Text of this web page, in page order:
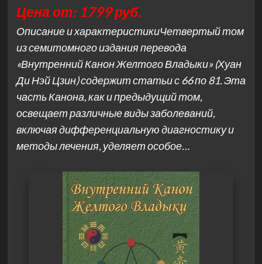
Цена от: 1799 руб.
Описание и характеристикиЧетвертый том
из семитомного издания перевода
«Внутренний Канон Желтого Владыки» (Хуан
Ди Нэй Цзин) содержит статьи с 66 по 81. Эта
часть Канона, как и предыдущий том,
освещает различные виды заболеваний,
включая дифференциальную диагностику и
методы лечения, уделяет особое…